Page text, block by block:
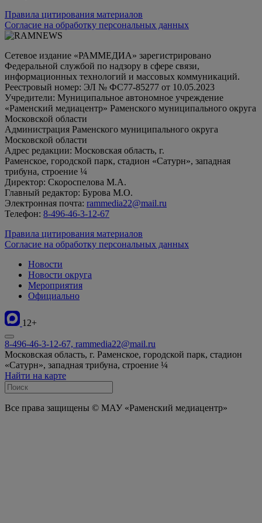
Правила цитирования материалов
Согласие на обработку персональных данных
Сетевое издание «РАММЕДИА» зарегистрировано
Федеральной службой по надзору в сфере связи,
информационных технологий и массовых коммуникаций.
Реестровый номер: ЭЛ № ФС77-85277 от 10.05.2023
Учредители: Муниципальное автономное учреждение
«Раменский медиацентр» Раменского муниципального округа
Московской области
Администрация Раменского муниципального округа
Московской области
Адрес редакции: Московская область, г.
Раменское, городской парк, стадион «Сатурн», западная
трибуна, строение ¼
Директор: Скороспелова М.А.
Главный редактор: Бурова М.О.
Электронная почта: rammedia22@mail.ru
Телефон: 8-496-46-3-12-67
Правила цитирования материалов
Согласие на обработку персональных данных
Новости
Новости округа
Мероприятия
Официально
12+
8-496-46-3-12-67, rammedia22@mail.ru
Московская область, г. Раменское, городской парк, стадион
«Сатурн», западная трибуна, строение ¼
Найти на карте
Все права защищены © МАУ «Раменский медиацентр»